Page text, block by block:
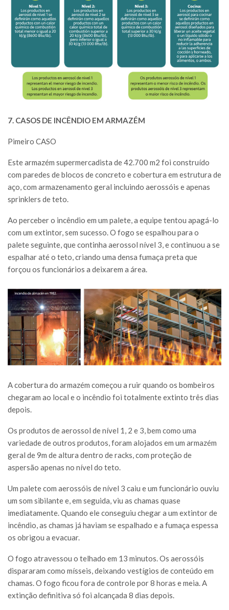
7. CASOS DE INCÊNDIO EM ARMAZÉM
Pimeiro CASO
Este armazém supermercadista de 42.700 m2 foi construído
com paredes de blocos de concreto e cobertura em estrutura de
aço, com armazenamento geral incluindo aerossóis e apenas
sprinklers de teto.
Ao perceber o incêndio em um palete, a equipe tentou apagá-lo
com um extintor, sem sucesso. O fogo se espalhou para o
palete seguinte, que continha aerossol nível 3, e continuou a se
espalhar até o teto, criando uma densa fumaça preta que
forçou os funcionários a deixarem a área.
A cobertura do armazém começou a ruir quando os bombeiros
chegaram ao local e o incêndio foi totalmente extinto três dias
depois.
Os produtos de aerossol de nível 1, 2 e 3, bem como uma
variedade de outros produtos, foram alojados em um armazém
geral de 9m de altura dentro de racks, com proteção de
aspersão apenas no nível do teto.
Um palete com aerossóis de nível 3 caiu e um funcionário ouviu
um som sibilante e, em seguida, viu as chamas quase
imediatamente. Quando ele conseguiu chegar a um extintor de
incêndio, as chamas já haviam se espalhado e a fumaça espessa
os obrigou a evacuar.
O fogo atravessou o telhado em 13 minutos. Os aerossóis
dispararam como mísseis, deixando vestígios de conteúdo em
chamas. O fogo ficou fora de controle por 8 horas e meia. A
extinção definitiva só foi alcançada 8 dias depois.